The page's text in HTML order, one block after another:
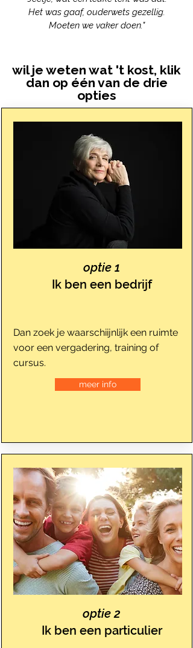
Het was gaaf, ouderwets gezellig.
Moeten we vaker doen."
wil je weten wat 't kost, klik
dan op één van de drie
opties
optie 1
Ik ben een bedrijf
Dan zoek je waarschiijnlijk een ruimte
voor een vergadering, training of
cursus.
meer info
optie 2
Ik ben een particulier